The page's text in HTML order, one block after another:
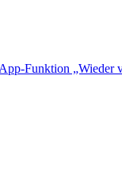
Funktion „Wieder